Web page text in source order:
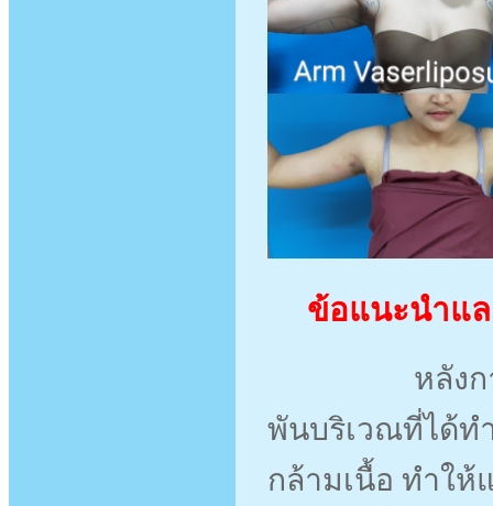
ข้อแนะนำแล
หลังการรัก
พันบริเวณที่ได้ท
กล้ามเนื้อ ทำให้